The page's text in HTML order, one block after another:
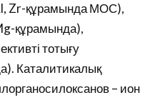
Zr-құрамында МОС),
құрамында),
тотығу
Каталитикалық
– ион